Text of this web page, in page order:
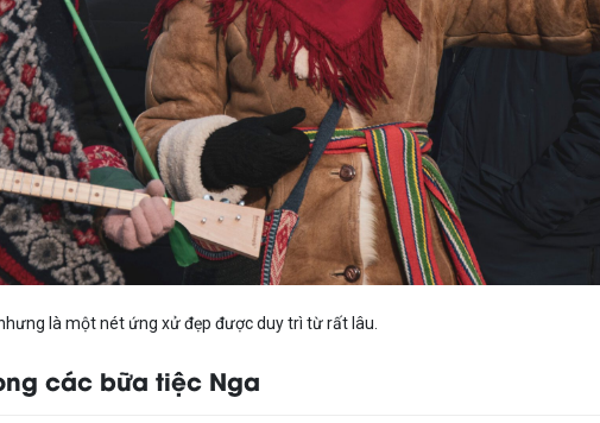
là một nét ứng xử đẹp được duy trì từ rất lâu.
các bữa tiệc Nga